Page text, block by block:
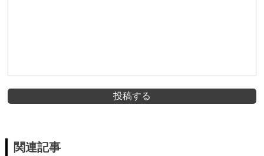
投稿する
関連記事